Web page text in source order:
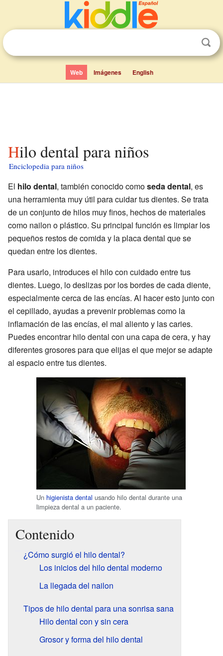
Web Imágenes English
Hilo dental para niños
Enciclopedia para niños
El hilo dental, también conocido comoseda dental, es
una herramienta muy útil para cuidar tus dientes. Se trata
de un conjunto de hilos muy finos, hechos de materiales
como nailon o plástico. Su principal función es limpiar los
pequeños restos de comida y la placa dental que se
quedan entre los dientes.
Para usarlo, introduces el hilo con cuidado entre tus
dientes. Luego, lo deslizas por los bordes de cada diente,
especialmente cerca de las encías. Al hacer esto junto con
el cepillado, ayudas a prevenir problemas como la
inflamación de las encías, el mal aliento y las caries.
Puedes encontrar hilo dental con una capa de cera, y hay
diferentes grosores para que elijas el que mejor se adapte
al espacio entre tus dientes.
Un higienista dental usando hilo dental durante una
limpieza dental a un paciente.
Contenido
¿Cómo surgió el hilo dental?
Los inicios del hilo dental moderno
La llegada del nailon
Tipos de hilo dental para una sonrisa sana
Hilo dental con y sin cera
Grosor y forma del hilo dental